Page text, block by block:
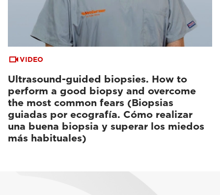
VIDEO
Ultrasound-guided biopsies. How to
perform a good biopsy and overcome
the most common fears (Biopsias
guiadas por ecografía. Cómo realizar
una buena biopsia y superar los miedos
más habituales)